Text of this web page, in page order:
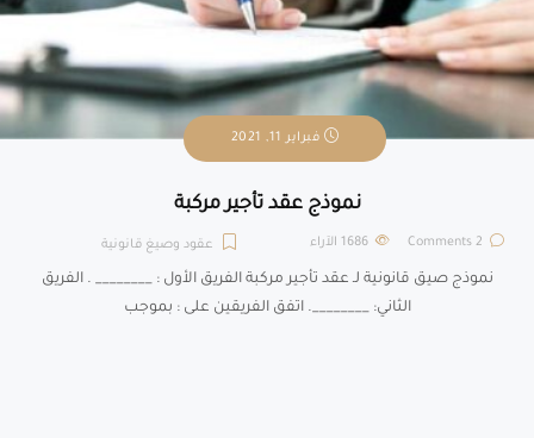
فبراير 11, 2021
نموذج عقد تأجير مركبة
عقود وصيغ قانونية 2 Comments الآراء
نموذج صيق قانونية لـ عقد تأجير مركبة الفريق الأول : ________ . الفريق
الثاني: ________. اتفق الفريقين على : بموجب